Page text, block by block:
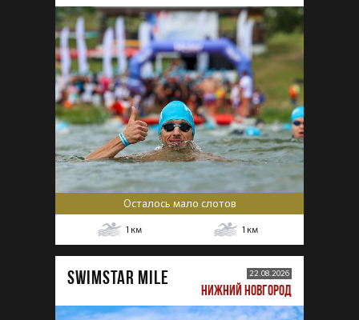
Осталось мало слотов
1 км 1 км
SWIMSTAR MILE 22.08.2026
НИЖНИЙ НОВГОРОД